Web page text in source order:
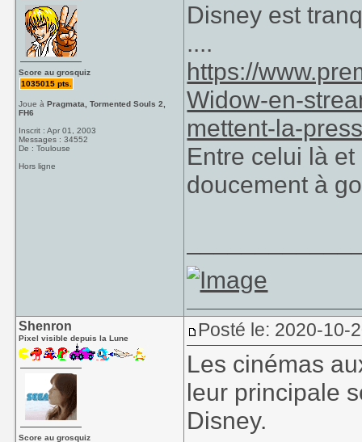
Score au grosquiz
1035015 pts.
Joue àPragmata, Tormented Souls 2,
FH6
Inscrit : Apr 01, 2003
Messages : 34552
De : Toulouse
Hors ligne
Disney est
....
https://
Widow-en-
mettent-la-
Entre celui là
doucement à
Shenron
Pixel visible depuis la Lune
Score au grosquiz
Posté le: 2020-10-
Les cinémas
leur principale
Disney.